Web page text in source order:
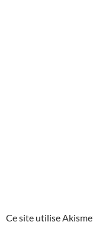
Ce site utilise